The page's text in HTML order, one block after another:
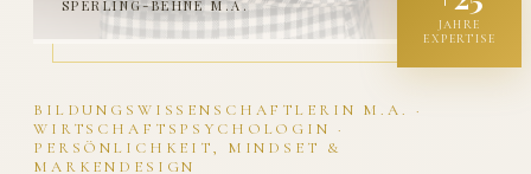
BILDUNGSWISSENSCHAFTLERIN M.A. ·
WIRTSCHAFTSPSYCHOLOGIN ·
PERSÖNLICHKEIT, MINDSET &
MARKENDESIGN
SPERLING-BEHNE M.A.
JAHRE
EXPERTISE